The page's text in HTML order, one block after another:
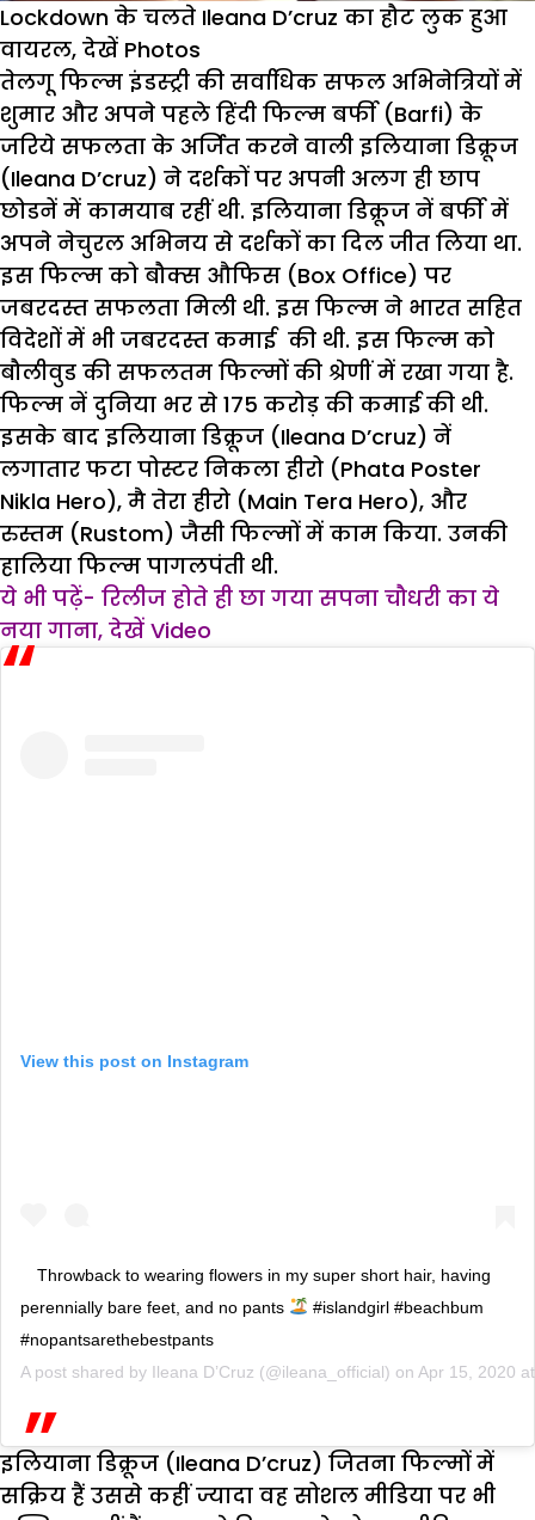
Lockdown के चलते Ileana D’cruz का हौट लुक हुआ
वायरल, देखें Photos
तेलगू फिल्म इंडस्ट्री की सर्वाधिक सफल अभिनेत्रियों में
शुमार और अपने पहले हिंदी फिल्म बर्फी (Barfi) के
जरिये सफलता के अर्जित करने वाली इलियाना डिक्रूज
(Ileana D’cruz) ने दर्शकों पर अपनी अलग ही छाप
छोडनें में कामयाब रहीं थी. इलियाना डिक्रूज नें बर्फी में
अपने नेचुरल अभिनय से दर्शकों का दिल जीत लिया था.
इस फिल्म को बौक्स औफिस (Box Office) पर
जबरदस्त सफलता मिली थी. इस फिल्म ने भारत सहित
विदेशों में भी जबरदस्त कमाई की थी. इस फिल्म को
बौलीवुड की सफलतम फिल्मों की श्रेणीं में रखा गया है.
फिल्म नें दुनिया भर से 175 करोड़ की कमाई की थी.
इसके बाद इलियाना डिक्रूज (Ileana D’cruz) नें
लगातार फटा पोस्टर निकला हीरो (Phata Poster
Nikla Hero), मै तेरा हीरो (Main Tera Hero), और
रुस्तम (Rustom) जैसी फिल्मों में काम किया. उनकी
हालिया फिल्म पागलपंती थी.
ये भी पढ़ें- रिलीज होते ही छा गया सपना चौधरी का ये
नया गाना, देखें Video
View this post on Instagram
Throwback to wearing flowers in my super short hair, having
perennially bare feet, and no pants
#islandgirl #beachbum
#nopantsarethebestpants
A post shared by Ileana D’Cruz (@ileana_official) on Apr 15, 2020
इलियाना डिक्रूज (Ileana D’cruz) जितना फिल्मों में
सक्रिय हैं उससे कहीं ज्यादा वह सोशल मीडिया पर भी